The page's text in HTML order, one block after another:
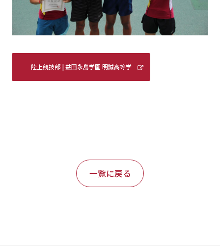
陸上競技部 | 益田永島学園 明誠高等学
一覧に戻る